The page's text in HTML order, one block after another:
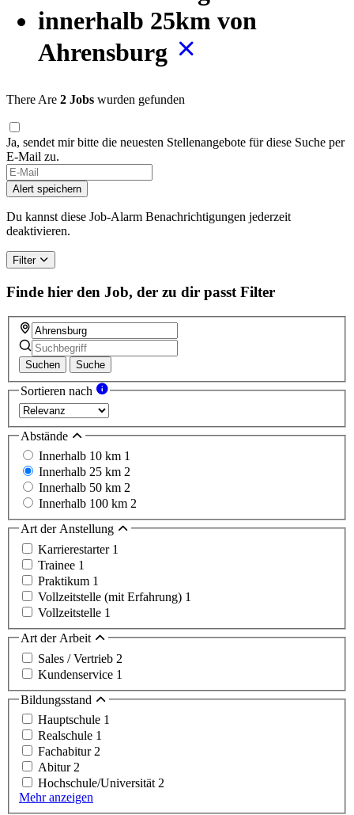
innerhalb 25km von
Ahrensburg
There Are 2 Jobs wurden gefunden
Ja, sendet mir bitte die neuesten Stellenangebote für diese Suche per
E-Mail zu.
Alert speichern
Du kannst diese Job-Alarm Benachrichtigungen jederzeit
deaktivieren.
Filter
Finde hier den Job, der zu dir passt Filter
Suchen Suche
Sortieren nach
Abstände
Innerhalb 10 km 1
Innerhalb 25 km 2
Innerhalb 50 km 2
Innerhalb 100 km 2
Art der Anstellung
Karrierestarter 1
Trainee 1
Praktikum 1
Vollzeitstelle (mit Erfahrung) 1
Vollzeitstelle 1
Art der Arbeit
Sales / Vertrieb 2
Kundenservice 1
Bildungsstand
Hauptschule 1
Realschule 1
Fachabitur 2
Abitur 2
Hochschule/Universität 2
Mehr anzeigen